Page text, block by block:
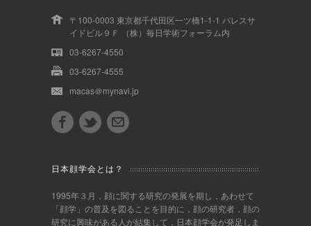
〒100-0003 東京都千代田区一ツ橋1-1-1 パレスサ
イドビル９Ｆ （株）毎日学術フォーラム内
03-6267-4550
03-6267-4555
macas＠mynavi.jp
日本顔学会とは？
1995年３月，顔に関する研究の発展を期し，あわせて
「顔学」の普及を図ることを目的に，顔の研究者，顔の
研究に興味がある人が結集して，日本顔学会が発足しま